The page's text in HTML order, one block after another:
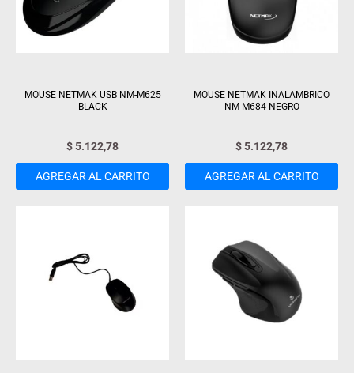
MOUSE NETMAK USB NM-M625
BLACK
$5.122,78
AGREGAR AL CARRITO
MOUSE NETMAK INALAMBRICO
NM-M684 NEGRO
$5.122,78
AGREGAR AL CARRITO